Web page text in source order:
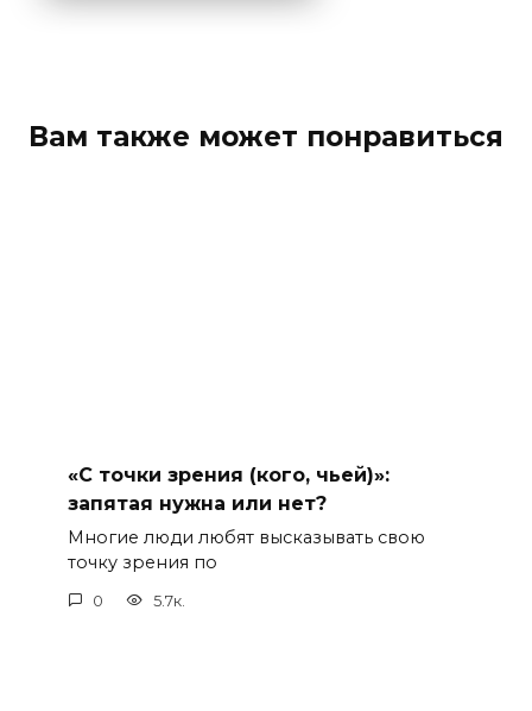
Вам также может понравиться
«С точки зрения (кого, чьей)»:
запятая нужна или нет?
Многие люди любят высказывать свою
точку зрения по
0 5.7к.